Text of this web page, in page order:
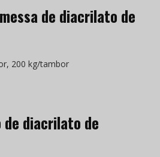
de diacrilato de
200 kg/tambor
de diacrilato de